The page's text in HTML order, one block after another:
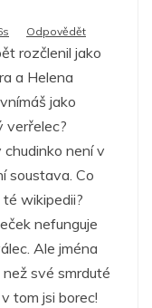
Odpovědět
rozčlenil jako
a Helena
jako
verřelec?
není v
soustava. Co
wikipedii?
nefunguje
Ale jména
své smrduté
tom jsi borec!